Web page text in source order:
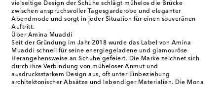
vielseitige Design der Schuhe schlägt mühelos die Brücke
zwischen anspruchsvoller Tagesgarderobe und eleganter
Abendmode und sorgt in jeder Situation für einen souveränen
Auftritt.
Über Amina Muaddi
Seit der Gründung im Jahr 2018 wurde das Label von Amina
Muaddi schnell für seine energiegeladene und glamouröse
Herangehensweise an Schuhe gefeiert. Die Marke zeichnet sich
durch ihre Verbindung von müheloser Anmut und
ausdrucksstarkem Design aus, oft unter Einbeziehung
architektonischer Absätze und lebendiger Materialien. Die Mona